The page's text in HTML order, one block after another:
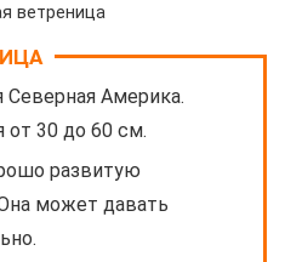
ветреница
Северная Америка.
от 30 до 60 см.
развитую
может давать